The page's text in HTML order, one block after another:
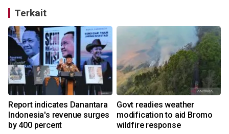
Terkait
Report indicates Danantara
Indonesia's revenue surges
by 400 percent
Govt readies weather
modification to aid Bromo
wildfire response